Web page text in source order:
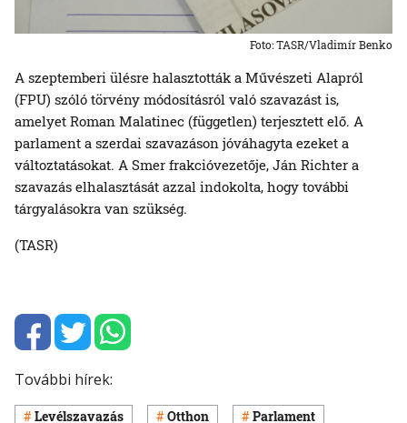
Foto: TASR/Vladimír Benko
A szeptemberi ülésre halasztották a Művészeti Alapról
(FPU) szóló törvény módosításról való szavazást is,
amelyet Roman Malatinec (független) terjesztett elő. A
parlament a szerdai szavazáson jóváhagyta ezeket a
változtatásokat. A Smer frakcióvezetője, Ján Richter a
szavazás elhalasztását azzal indokolta, hogy további
tárgyalásokra van szükség.
(TASR)
További hírek:
Levélszavazás Otthon Parlament